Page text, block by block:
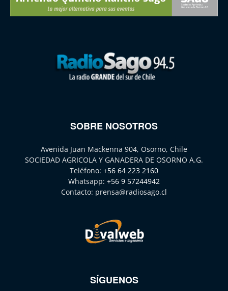
SOBRE NOSOTROS
Avenida Juan Mackenna 904, Osorno, Chile
SOCIEDAD AGRICOLA Y GANADERA DE OSORNO A.G.
Teléfono: +56 64 223 2160
Whatsapp: +56 9 57244942
Contacto: prensa@radiosago.cl
SÍGUENOS